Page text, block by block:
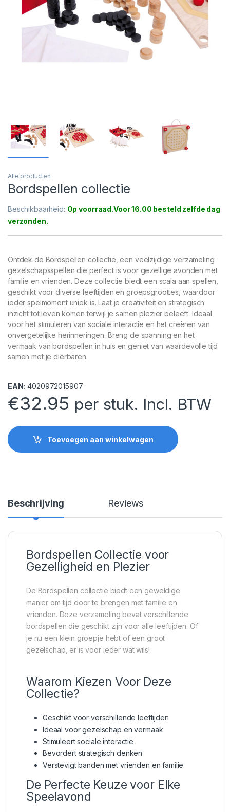
Alle producten
Bordspellen collectie
Beschikbaarheid: Op voorraad
Ontdek de Bordspellen collectie, een veelzijdige verzameling
gezelschapsspellen die perfect is voor gezellige avonden met
familie en vrienden. Deze collectie biedt een scala aan spellen,
geschikt voor diverse leeftijden en groepsgroottes, waardoor
ieder spelmoment uniek is. Laat je creativiteit en strategisch
inzicht tot leven komen terwijl je samen plezier beleeft. Ideaal
voor het stimuleren van sociale interactie en het creëren van
onvergetelijke herinneringen. Breng de spanning en het
vermaak van bordspellen in huis en geniet van waardevolle tijd
samen met je dierbaren.
EAN: 4020972015907
€32.95 per stuk. Incl. BTW
Toevoegen aan winkelwagen
Beschrijving Reviews
Bordspellen Collectie voor
Gezelligheid en Plezier
De Bordspellen collectie biedt een geweldige
manier om tijd door te brengen met familie en
vrienden. Deze verzameling bevat verschillende
bordspellen die geschikt zijn voor alle leeftijden. Of
je nu een klein groepje hebt of een groot
gezelschap, er is voor ieder wat wils!
Waarom Kiezen Voor Deze
Collectie?
Geschikt voor verschillende leeftijden
Ideaal voor gezelschap en vermaak
Stimuleert sociale interactie
Bevordert strategisch denken
Verstevigt banden met vrienden en familie
De Perfecte Keuze voor Elke
Speelavond